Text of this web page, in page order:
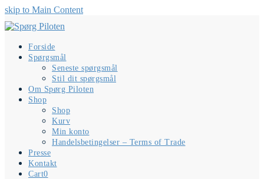
skip to Main Content
Forside
Spørgsmål
Seneste spørgsmål
Stil dit spørgsmål
Om Spørg Piloten
Shop
Shop
Kurv
Min konto
Handelsbetingelser – Terms of Trade
Presse
Kontakt
Cart0